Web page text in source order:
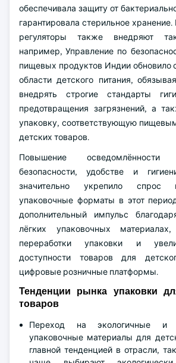
обеспечивала защиту от
гарантировала стерильное
регуляторы также внедряют
например, Управление по
пищевых продуктов Индии обновило
области детского питания,
внедрять строгие стандарты
предотвращения загрязнений, а
упаковку, соответствующую
детских товаров.
Повышение
безопасности, удобстве и
значительно укрепило спрос
упаковочные форматы в этот
дополнительный импульс
лёгких упаковочных
переработки упаковки и
доступности товаров для
цифровые розничные платформы.
Тенденции рынка упаковки
товаров
Переход на экологичные и
упаковочные материалы для
главной тенденцией в отрасли,